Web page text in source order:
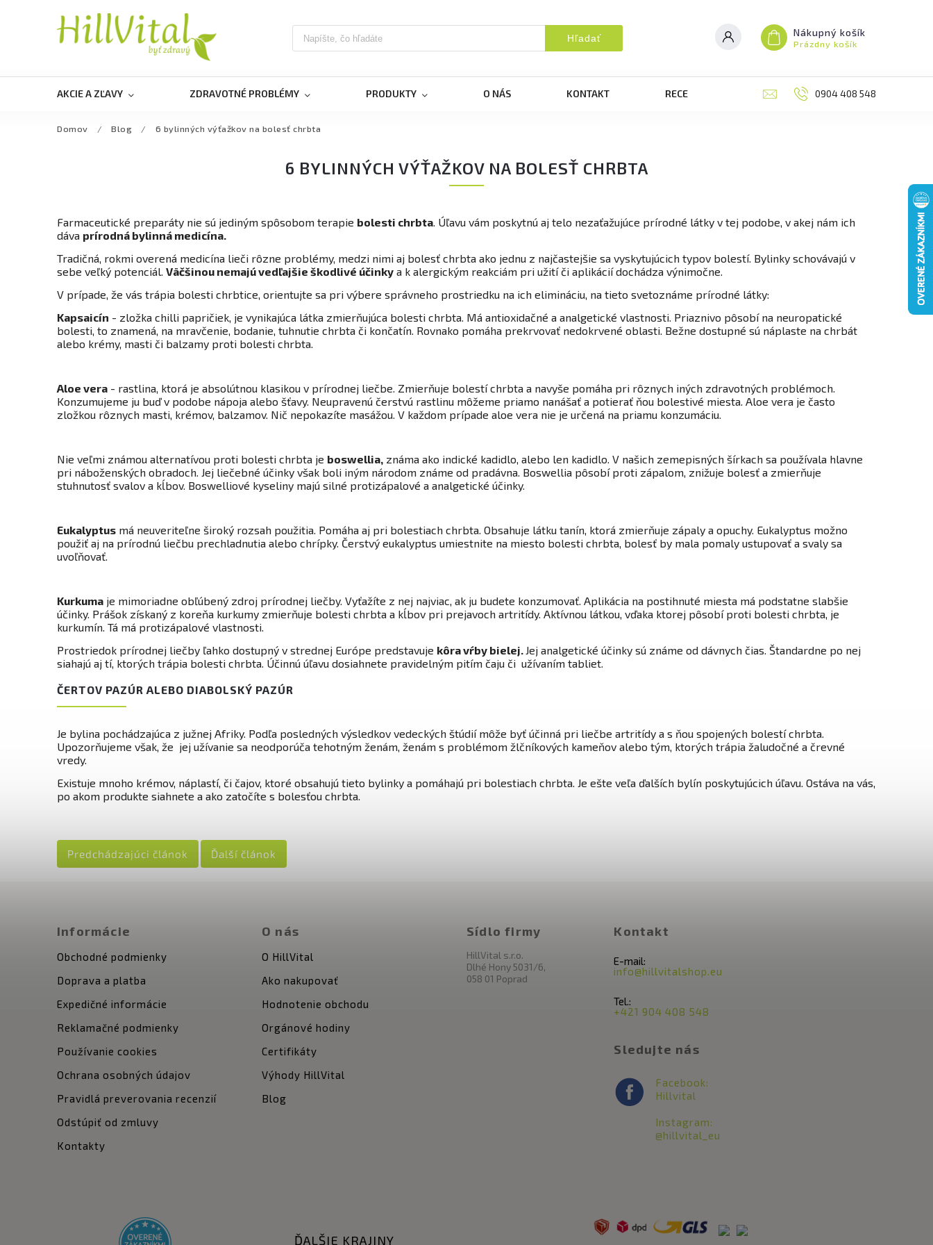
Hľadať Nákupný košík
Prázdny košík
AKCIE A ZĽAVY ZDRAVOTNÉ PROBLÉMY PRODUKTY O NÁS KONTAKT RECENZIE BLOG MOJA
0904 408 548
Domov / Blog / 6 bylinných výťažkov na bolesť chrbta
6 BYLINNÝCH VÝŤAŽKOV NA BOLESŤ CHRBTA
Farmaceutické preparáty nie sú jediným spôsobom terapie bolesti chrbta. Úľavu vám poskytnú aj telo nezaťažujúce prírodné látky v tej podobe, v akej nám ich
dáva prírodná bylinná medicína.
Tradičná, rokmi overená medicína lieči rôzne problémy, medzi nimi aj bolesť chrbta ako jednu z najčastejšie sa vyskytujúcich typov bolestí. Bylinky schovávajú v
sebe veľký potenciál. Väčšinou nemajú vedľajšie škodlivé účinky a k alergickým reakciám pri užití či aplikácií dochádza výnimočne.
V prípade, že vás trápia bolesti chrbtice, orientujte sa pri výbere správneho prostriedku na ich elimináciu, na tieto svetoznáme prírodné látky:
Kapsaicín - zložka chilli papričiek, je vynikajúca látka zmierňujúca bolesti chrbta. Má antioxidačné a analgetické vlastnosti. Priaznivo pôsobí na neuropatické
bolesti, to znamená, na mravčenie, bodanie, tuhnutie chrbta či končatín. Rovnako pomáha prekrvovať nedokrvené oblasti. Bežne dostupné sú náplaste na chrbát
alebo krémy, masti či balzamy proti bolesti chrbta.
Aloe vera - rastlina, ktorá je absolútnou klasikou v prírodnej liečbe. Zmierňuje bolestí chrbta a navyše pomáha pri rôznych iných zdravotných problémoch.
Konzumujeme ju buď v podobe nápoja alebo šťavy. Neupravenú čerstvú rastlinu môžeme priamo nanášať a potierať ňou bolestivé miesta. Aloe vera je často
zložkou rôznych masti, krémov, balzamov. Nič nepokazíte masážou. V každom prípade aloe vera nie je určená na priamu konzumáciu.
Nie veľmi známou alternatívou proti bolesti chrbta je boswellia, známa ako indické kadidlo, alebo len kadidlo. V našich zemepisných šírkach sa používala hlavne
pri náboženských obradoch. Jej liečebné účinky však boli iným národom známe od pradávna. Boswellia pôsobí proti zápalom, znižuje bolesť a zmierňuje
stuhnutosť svalov a kĺbov. Boswelliové kyseliny majú silné protizápalové a analgetické účinky.
Eukalyptus má neuveriteľne široký rozsah použitia. Pomáha aj pri bolestiach chrbta. Obsahuje látku tanín, ktorá zmierňuje zápaly a opuchy. Eukalyptus možno
použiť aj na prírodnú liečbu prechladnutia alebo chrípky. Čerstvý eukalyptus umiestnite na miesto bolesti chrbta, bolesť by mala pomaly ustupovať a svaly sa
uvoľňovať.
Kurkuma je mimoriadne obľúbený zdroj prírodnej liečby. Vyťažíte z nej najviac, ak ju budete konzumovať. Aplikácia na postihnuté miesta má podstatne slabšie
účinky. Prášok získaný z koreňa kurkumy zmierňuje bolesti chrbta a kĺbov pri prejavoch artritídy. Aktívnou látkou, vďaka ktorej pôsobí proti bolesti chrbta, je
kurkumín. Tá má protizápalové vlastnosti.
Prostriedok prírodnej liečby ľahko dostupný v strednej Európe predstavuje kôra vŕby bielej. Jej analgetické účinky sú známe od dávnych čias. Štandardne po nej
siahajú aj tí, ktorých trápia bolesti chrbta. Účinnú úľavu dosiahnete pravidelným pitím čaju či užívaním tabliet.
ČERTOV PAZÚR ALEBO DIABOLSKÝ PAZÚR
Je bylina pochádzajúca z južnej Afriky. Podľa posledných výsledkov vedeckých štúdií môže byť účinná pri liečbe artritídy a s ňou spojených bolestí chrbta.
Upozorňujeme však, že jej užívanie sa neodporúča tehotným ženám, ženám s problémom žlčníkových kameňov alebo tým, ktorých trápia žaludočné a črevné
vredy.
Existuje mnoho krémov, náplastí, či čajov, ktoré obsahujú tieto bylinky a pomáhajú pri bolestiach chrbta. Je ešte veľa ďalších bylín poskytujúcich úľavu. Ostáva na vás,
po akom produkte siahnete a ako zatočíte s bolesťou chrbta.
Predchádzajúci článok Ďalší článok
Informácie
Obchodné podmienky
Doprava a platba
Expedičné informácie
Reklamačné podmienky
Používanie cookies
Ochrana osobných údajov
Pravidlá preverovania recenzií
Odstúpiť od zmluvy
Kontakty
O nás
O HillVital
Ako nakupovať
Hodnotenie obchodu
Orgánové hodiny
Certifikáty
Výhody HillVital
Blog
Sídlo firmy
HillVital s.r.o.
Dlhé Hony 5031/6,
058 01 Poprad
Kontakt
E-mail:
info@hillvitalshop.eu
Tel.:
+421 904 408 548
Sledujte nás
Facebook:
Hillvital
Instagram:
@hillvital_eu
ĎALŠIE KRAJINY